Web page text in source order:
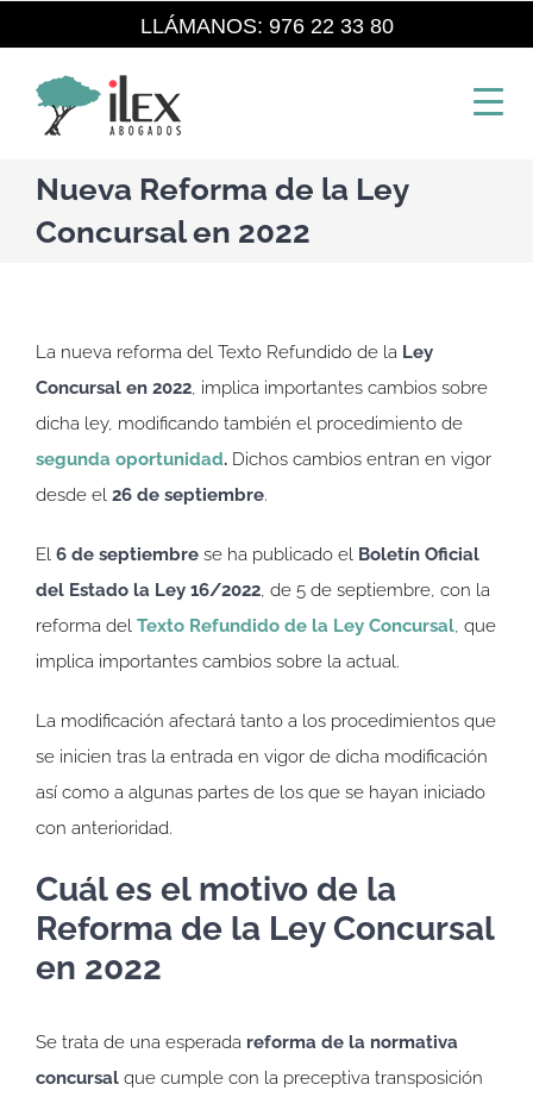
al
contenido
LLÁMANOS: 976 22 33 80
Nueva Reforma de la Ley
Concursal en 2022
La nueva reforma del Texto Refundido de la Ley
Concursal en 2022, implica importantes cambios sobre
dicha ley, modificando también el procedimiento de
segunda oportunidad. Dichos cambios entran en vigor
desde el 26 de septiembre.
El 6 de septiembre se ha publicado el Boletín Oficial
del Estado la Ley 16/2022, de 5 de septiembre, con la
reforma del Texto Refundido de la Ley Concursal, que
implica importantes cambios sobre la actual.
La modificación afectará tanto a los procedimientos que
se inicien tras la entrada en vigor de dicha modificación
así como a algunas partes de los que se hayan iniciado
con anterioridad.
Cuál es el motivo de la
Reforma de la Ley Concursal
en 2022
Se trata de una esperada reforma de la normativa
concursal que cumple con la preceptiva transposición